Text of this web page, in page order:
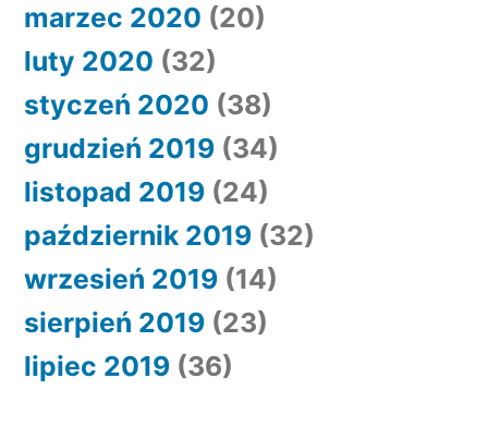
marzec 2020 (20)
luty 2020 (32)
styczeń 2020 (38)
grudzień 2019 (34)
listopad 2019 (24)
październik 2019 (32)
wrzesień 2019 (14)
sierpień 2019 (23)
lipiec 2019 (36)